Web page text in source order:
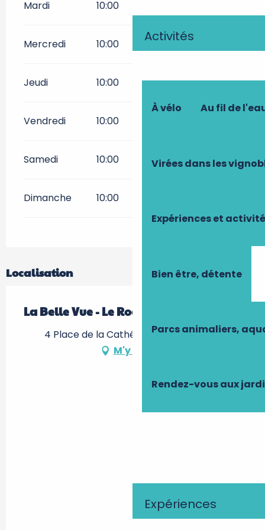
Activités
À vélo Au fil de
Virées dans les
Expériences et
Bien être, détente
Parcs animaliers,
Rendez-vous aux
Expériences
Mardi 10:00
Mercredi 10:00 01:00
Jeudi 10:00 02:00
Vendredi 10:00
Samedi 10:00 02:00
Dimanche 10:00
Localisation
La Belle Vue - Le Rooftop
4 Place de la Cathédrale, 37000 Tours
M'y rendre